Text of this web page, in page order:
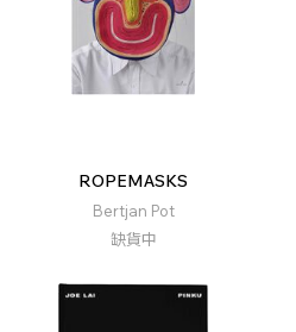
ROPEMASKS
Bertjan Pot
缺貨中